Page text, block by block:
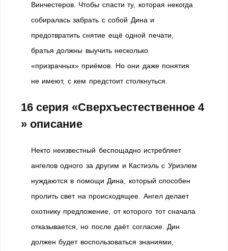
Винчестеров. Чтобы спасти ту, которая некогда
собиралась забрать с собой Дина и
предотвратить снятие ещё одной печати,
братья должны выучить несколько
«призрачных» приёмов. Но они даже понятия
не имеют, с кем предстоит столкнуться.
16 серия «Сверхъестественное 4
» описание
Некто неизвестный беспощадно истребляет
ангелов одного за другим и Кастиэль с Уриэлем
нуждаются в помощи Дина, который способен
пролить свет на происходящее. Ангел делает
охотнику предложение, от которого тот сначала
отказывается, но после даёт согласие. Дин
должен будет воспользоваться знаниями,